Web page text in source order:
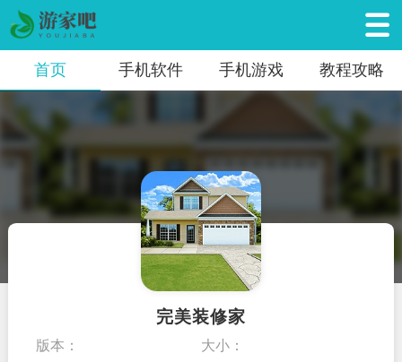
首页 手机软件 手机游戏 教程攻略
完美装修家
版本： 大小：